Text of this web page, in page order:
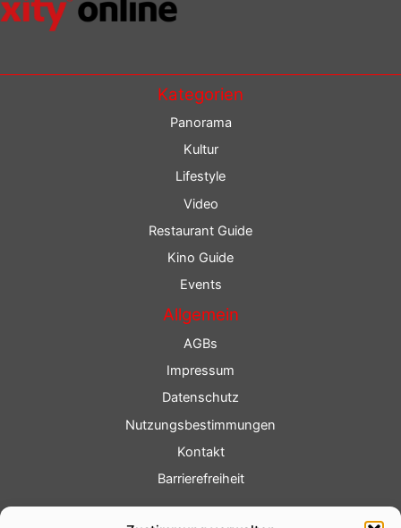
Kategorien
Panorama
Kultur
Lifestyle
Video
Restaurant Guide
Kino Guide
Events
Allgemein
AGBs
Impressum
Datenschutz
Nutzungsbestimmungen
Kontakt
Barrierefreiheit